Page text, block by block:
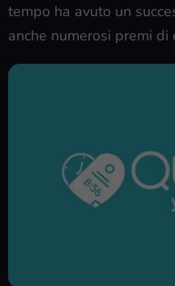
tempo ha avuto un
anche numerosi premi di